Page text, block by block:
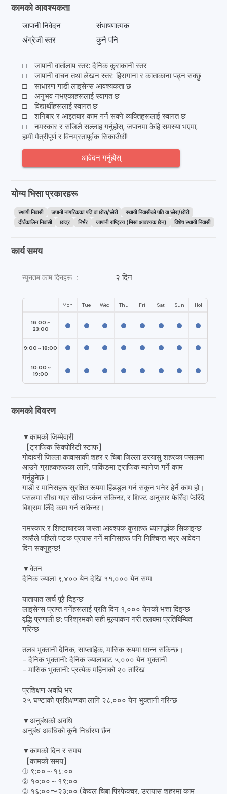
कामको आवश्यकता
जापानी निवेदन
संभाषणात्मक
अंग्रेजी स्तर
कुनै पनि
□ जापानी वार्तालाप स्तर: दैनिक कुराकानी स्तर
□ जापानी वाचन तथा लेखन स्तर: हिरागाना र काताकाना पढ्न सक्छु
□ साधारण गाडी लाइसेन्स आवश्यकता छ
□ अनुभव नभएकाहरूलाई स्वागत छ
□ विद्यार्थीहरूलाई स्वागत छ
□ शनिबार र आइतबार काम गर्न सक्ने व्यक्तिहरूलाई स्वागत छ
□ नमस्कार र सजिलै सल्लाह गर्नुहोस्, जपानमा केहि समस्या भएमा,
हामी मैत्रीपूर्ण र विनम्रतापूर्वक सिकाउँछौं!
आवेदन गर्नुहोस्
योग्य भिसा प्रकारहरू
स्थायी निवासी जपानी नागरिकका पति वा छोरा/छोरी
स्थायी निवासीको पति वा छोरा/छोरी
दीर्घकालिन निवासी
छात्र निर्भर जापानी राष्ट्रिय (भिसा आवश्यक छैन) विशेष स्थायी निवासी
कार्य समय
न्यूनतम काम दिनहरू ： २ दिन
Mon Tue Wed Thu Fri Sat Sun Hol
16:00 ~
23:00
9:00 ~ 18:00
10:00 ~
19:00
कामको विवरण
▼कामको जिम्मेवारी
【ट्राफिक सिक्योरिटी स्टाफ】
गोदावरी जिल्ला कावासाकी शहर र चिबा जिल्ला उरयासु शहरका पसलमा
आउने ग्राहकहरूका लागि, पार्किङमा ट्राफिक म्यानेज गर्ने काम
गर्नुहुनेछ।
गाडी र मानिसहरू सुरक्षित रूपमा हिँडडुल गर्न सकुन भनेर हेर्ने काम हो।
पसलमा सीधा गएर सीधा फर्कन सकिन्छ, र शिफ्ट अनुसार फेरिँदा फेरिँदै
बिश्राम लिँदै काम गर्न सकिन्छ।
नमस्कार र शिष्टाचारका जस्ता आवश्यक कुराहरू ध्यानपूर्वक सिकाइन्छ
त्यसैले पहिलो पटक प्रयास गर्ने मानिसहरू पनि निश्चिन्त भएर आवेदन
दिन सक्नुहुन्छ!
▼वेतन
दैनिक ज्याला ९,४०० येन देखि ११,००० येन सम्म
यातायात खर्च पूरै दिइन्छ
लाइसेन्स प्राप्त गर्नेहरूलाई प्रति दिन १,००० येनको भत्ता दिइन्छ
वृद्धि प्रणाली छ: परिश्रमको सही मूल्यांकन गरी तलबमा प्रतिबिम्बित
गरिन्छ
तलब भुक्तानी दैनिक, साप्ताहिक, मासिक रूपमा छान्न सकिन्छ।
- दैनिक भुक्तानी: दैनिक ज्यालाबाट ५,००० येन भुक्तानी
- मासिक भुक्तानी: प्रत्येक महिनाको २० तारिख
प्रशिक्षण अवधि भर
२५ घण्टाको प्रशिक्षणका लागि २८,००० येन भुक्तानी गरिन्छ
▼अनुबंधको अवधि
अनुबंध अवधिको कुनै निर्धारण छैन
▼कामको दिन र समय
【कामको समय】
① ९:००～१८:००
② १०:००～१९:००
③ १६:००〜२३:०० (केवल चिबा प्रिफेक्चर, उरायासु शहरमा काम